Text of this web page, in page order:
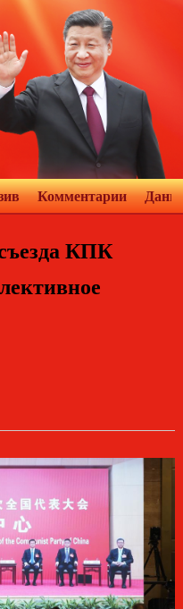
Комментарии
КПК